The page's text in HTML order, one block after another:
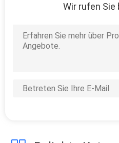
Wir rufen Sie